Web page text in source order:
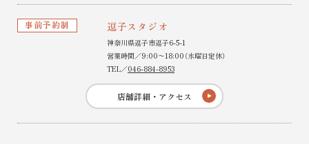
事前予約制 逗子スタジオ
神奈川県逗子市逗子6-5-1
営業時間／9:00〜18:00（水曜日定休）
TEL／046-884-8953
店舗詳細・アクセス